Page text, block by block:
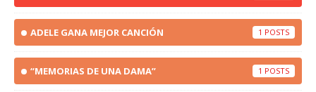
ADELE GANA MEJOR CANCIÓN 1
“MEMORIAS DE UNA DAMA” 1